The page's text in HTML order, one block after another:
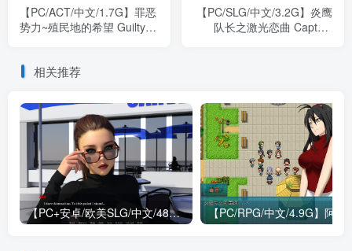
【PC/ACT/中文/1.7G】罪恶
势力~殖民地的希望 Guilty
【PC/SLG/中文/3.2G】炎鹰
队长之激光恋曲 Captain
相关推荐
【PC+安卓/欧美SLG/中文/484M】我们迷路了 We Are Lost V1.0 STEAM官方中文版